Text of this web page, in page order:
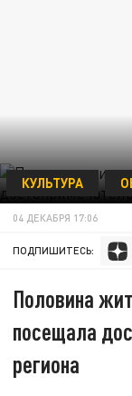
КУЛЬТУРА
04 ДЕКАБРЯ 17:06
ПОДПИШИТЕСЬ:
Половина
посещала
региона